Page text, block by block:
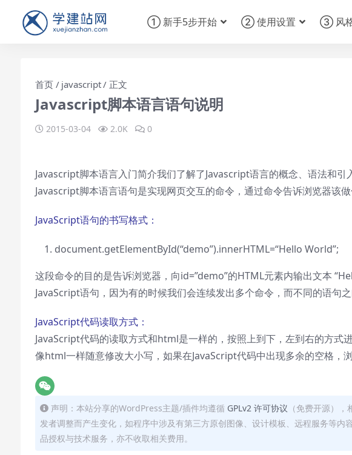
① 新手5步开始 ② 使用设置 ③ 风
首页 javascript 正文
Javascript脚本语言语句说明
2015-03-04 2.0K 0
Javascript脚本语言入门简介我们了解了Javascript语言的概念、语法和引
Javascript脚本语言语句是实现网页交互的命令，通过命令告诉浏览器该做
JavaScript语句的书写格式：
document.getElementById(“demo”).innerHTML=“Hello World”;
这段命令的目的是告诉浏览器，向id=”demo”的HTML元素内输出文本
JavaScript语句，因为有的时候我们会连续发出多个命令，而不同的语句
JavaScript代码读取方式：
JavaScript代码的读取方式和html是一样的，按照上到下，左到右的方式
像html一样随意修改大小写，如果在JavaScript代码中出现多余的空格，
声明：本站分享的WordPress主题/插件均遵循 GPLv2 许可协议 （免费开源）
发者调整而产生变化，如程序中涉及有第三方原创图像、设计模板、远程服务等
品授权与技术服务，亦不收取相关费用。